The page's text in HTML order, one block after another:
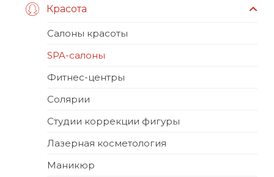
Красота
Салоны красоты
SPA-салоны
Фитнес-центры
Солярии
Студии коррекции фигуры
Лазерная косметология
Маникюр